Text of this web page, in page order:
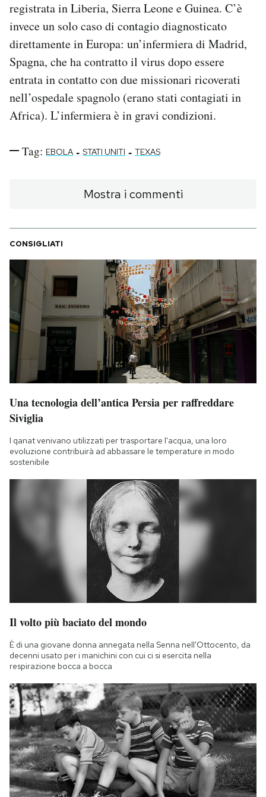
registrata in Liberia, Sierra Leone e Guinea. C’è
invece un solo caso di contagio diagnosticato
direttamente in Europa: un’infermiera di Madrid,
Spagna, che ha contratto il virus dopo essere
entrata in contatto con due missionari ricoverati
nell’ospedale spagnolo (erano stati contagiati in
Africa). L’infermiera è in gravi condizioni.
Tag: EBOLA - STATI UNITI - TEXAS
Mostra i commenti
CONSIGLIATI
Una tecnologia dell’antica Persia per raffreddare
Siviglia
I qanat venivano utilizzati per trasportare l'acqua, una loro
evoluzione contribuirà ad abbassare le temperature in modo
sostenibile
Il volto più baciato del mondo
È di una giovane donna annegata nella Senna nell'Ottocento, da
decenni usato per i manichini con cui ci si esercita nella
respirazione bocca a bocca